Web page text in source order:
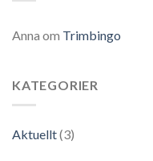
Anna om Trimbingo
KATEGORIER
Aktuellt(3)